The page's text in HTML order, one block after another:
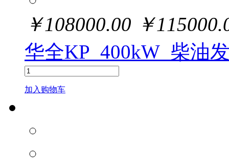
￥108000.00 ￥
华全KP_400kW_柴油
加入购物车